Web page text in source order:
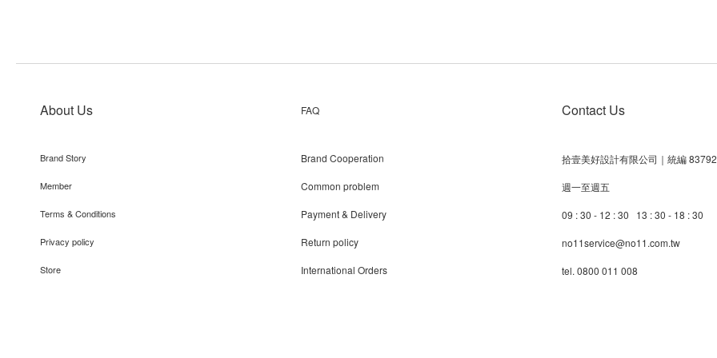
About Us
Brand Story
Member
Terms & Conditions
Privacy policy
Store
FAQ
Brand Cooperation
Common problem
Payment & Delivery
Return policy
International Orders
Contact Us
拾壹美好設計有限公司｜統編
週一至週五
09 : 30 - 12 : 30 13 : 30 - 18 : 30
no11service@no11.com.tw
tel. 0800 011 008